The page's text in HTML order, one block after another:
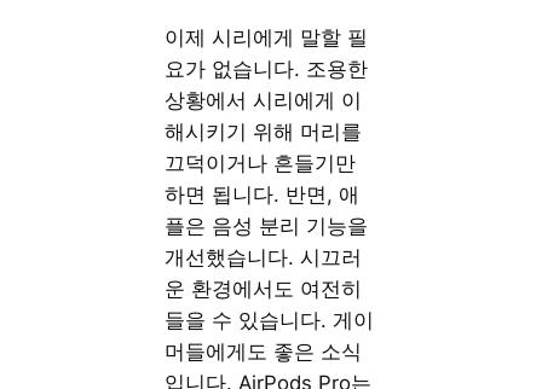
이제 시리에게 말할 필
요가 없습니다. 조용한
상황에서 시리에게 이
해시키기 위해 머리를
끄덕이거나 흔들기만
하면 됩니다. 반면, 애
플은 음성 분리 기능을
개선했습니다. 시끄러
운 환경에서도 여전히
들을 수 있습니다. 게이
머들에게도 좋은 소식
입니다. AirPods Pro는